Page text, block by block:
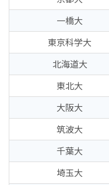
一橋大
東京科学大
北海道大
東北大
大阪大
筑波大
千葉大
埼玉大